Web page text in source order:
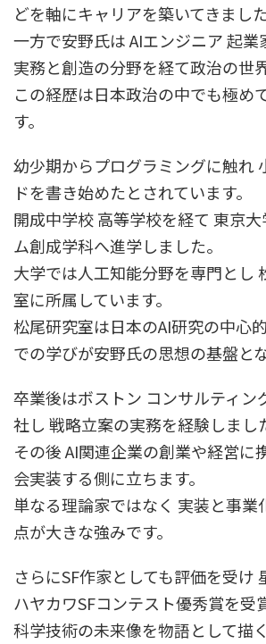
どを軸にキャリアを築いてきました
一方で安野氏は AIエンジニア 起業
実務と創造の分野を経て政治の世
この経歴は日本政治の中でも極め
す。
幼少期からプログラミングに触れ
ドを書き始めたとされています。
開成中学校 高等学校を経て 東京
ム創成学科へ進学しました。
大学では人工知能分野を専門とし
室に所属しています。
松尾研究室は日本のAI研究の中心
での学びが安野氏の思想の基盤と
卒業後はボストン コンサルティン
社し 戦略立案の実務を経験しまし
その後 AI関連企業の創業や経営に
会実装する側に立ちます。
単なる理論家ではなく 実装と事業
点が大きな強みです。
さらにSF作家としても評価を受け
ハヤカワSFコンテスト優秀賞を受
科学技術の未来像を物語として描